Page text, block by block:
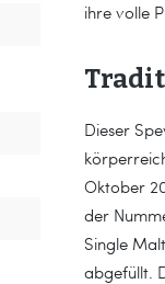
ihre volle
Dieser
Oktober
der
Single
abgefüllt.